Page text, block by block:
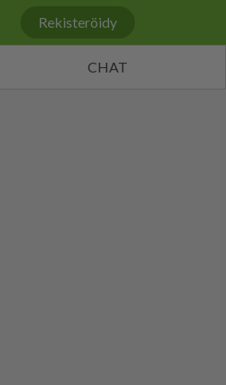
Rekisteröidy
CHAT